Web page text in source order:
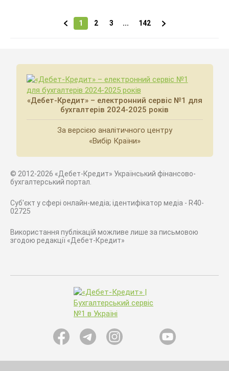
1 2 3 ... 142
«Дебет-Кредит» – електронний сервіс №1 для
бухгалтерів 2024-2025 років
За версією аналітичного центру
«Вибір Країни»
© 2012-2026 «Дебет-Кредит» Український фінансово-
бухгалтерський портал.
Суб'єкт у сфері онлайн-медіа; ідентифікатор медіа - R40-
02725
Використання публікацій можливе лише за письмовою
згодою редакції «Дебет-Кредит»